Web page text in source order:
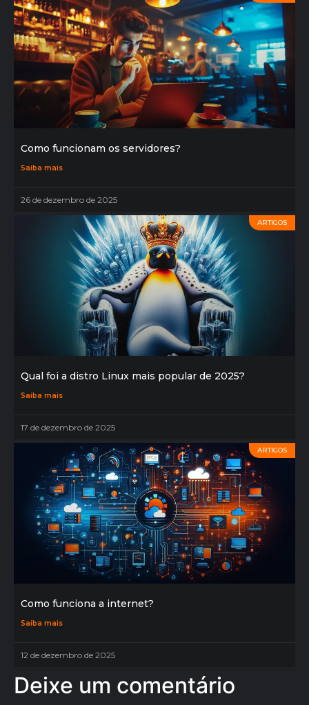
Como funcionam os servidores?
Saiba mais
26 de dezembro de 2025
ARTIGOS
Qual foi a distro Linux mais popular de 2025?
Saiba mais
17 de dezembro de 2025
ARTIGOS
Como funciona a internet?
Saiba mais
12 de dezembro de 2025
Deixe um comentário